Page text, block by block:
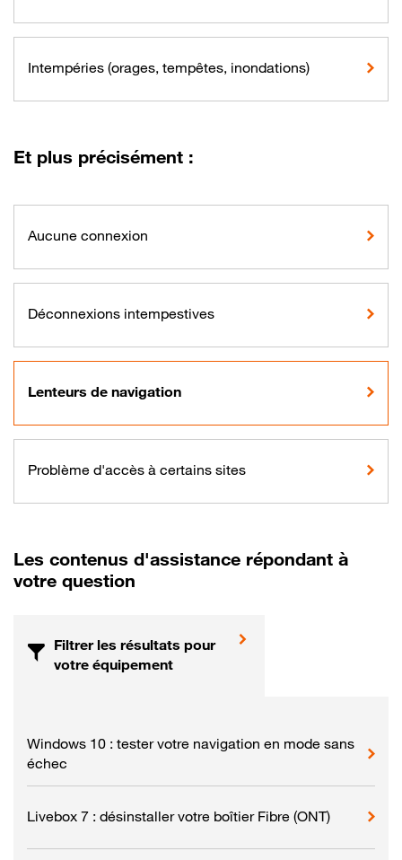
Intempéries (orages, tempêtes, inondations)
Et plus précisément :
Aucune connexion
Déconnexions intempestives
Lenteurs de navigation
Problème d'accès à certains sites
Les contenus d'assistance répondant à
votre question
Filtrer les résultats pour
votre équipement
Windows 10 : tester votre navigation en mode sans
échec
Livebox 7 : désinstaller votre boîtier Fibre (ONT)